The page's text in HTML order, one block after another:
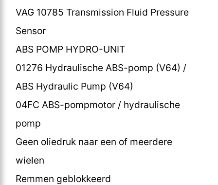
VAG 10785 Transmission Fluid Pressure
Sensor
ABS POMP HYDRO-UNIT
01276 Hydraulische ABS-pomp (V64) /
ABS Hydraulic Pump (V64)
04FC ABS-pompmotor / hydraulische
pomp
Geen oliedruk naar een of meerdere
wielen
Remmen geblokkeerd